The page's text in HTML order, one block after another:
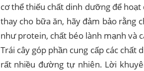
cơ thể thiếu chất dinh dưỡng để
thay cho bữa ăn, hãy đảm bảo rằng
như protein, chất béo lành mạnh và
Trái cây góp phần cung cấp các
rất nhiều đường tự nhiên. Lời